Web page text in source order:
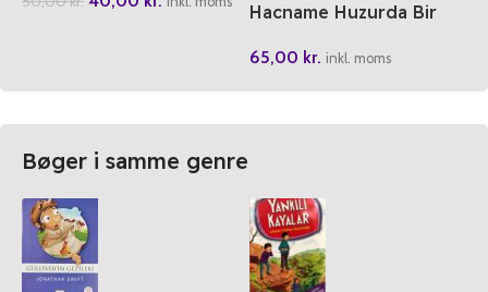
Hacname Huzurda Bir
65,00 kr. inkl. moms
Bøger i samme genre